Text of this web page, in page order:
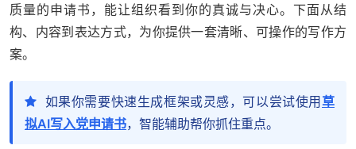
质量的申请书，能让组织看到你的真诚与决心。下面从结
构、内容到表达方式，为你提供一套清晰、可操作的写作方
案。
如果你需要快速生成框架或灵感，可以尝试使用草
拟AI写入党申请书，智能辅助帮你抓住重点。